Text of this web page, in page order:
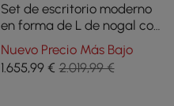
Set de escritorio moderno
en forma de L de nogal con
forma de L y silla de
escritorio reclinable de
cuero (1815 mm)
Nuevo Precio Más Bajo
1.655,99€ 2.019,99 €